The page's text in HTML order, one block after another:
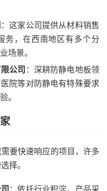
：这家公司提供从材料销售
务，在西南地区有多个分
场景。
公司 ：深耕防静电地板领
院等对防静电有特殊要求
。
要快速响应的项目，许多
择。
：依托行业积淀，产品采